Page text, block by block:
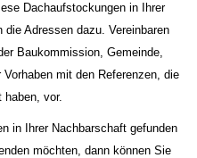
Dachaufstockungen in Ihrer
Adressen dazu. Vereinbaren
Baukommission, Gemeinde,
mit den Referenzen, die
haben, vor.
in Ihrer Nachbarschaft gefunden
möchten, dann können Sie